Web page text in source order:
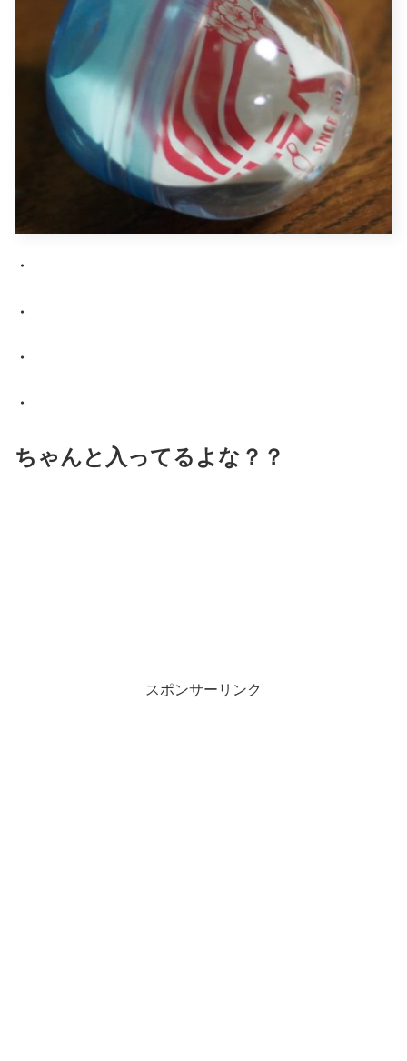
・
・
・
・
ちゃんと入ってるよな？？
スポンサーリンク